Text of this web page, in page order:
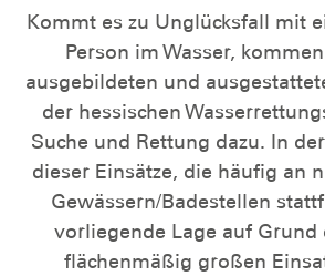
Kommt es zu Unglücksfall mit
Person im Wasser,
ausgebildeten und
der hessischen
Suche und Rettung dazu. In
dieser Einsätze, die häufig an
Gewässern/Badestellen
vorliegende Lage auf Grund
flächenmäßig großen